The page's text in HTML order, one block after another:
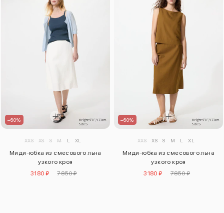
–60%
XXS XS S M L XL
Миди-юбка из смесового льна
узкого кроя
3180 ₽
7850 ₽
–60%
XXS XS S M L XL
Миди-юбка из смесового льна
узкого кроя
3180 ₽
7850 ₽